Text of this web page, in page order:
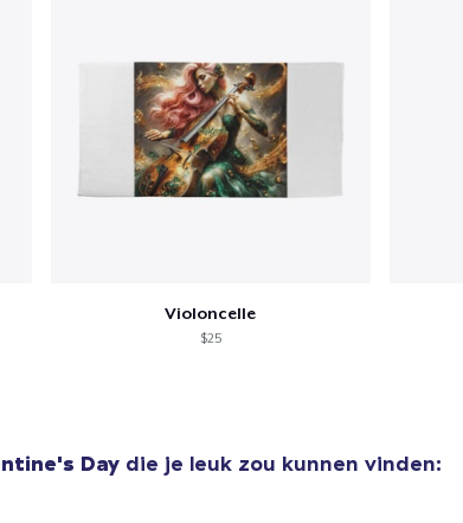
Violoncelle
$25
Day die je leuk zou kunnen vinden: